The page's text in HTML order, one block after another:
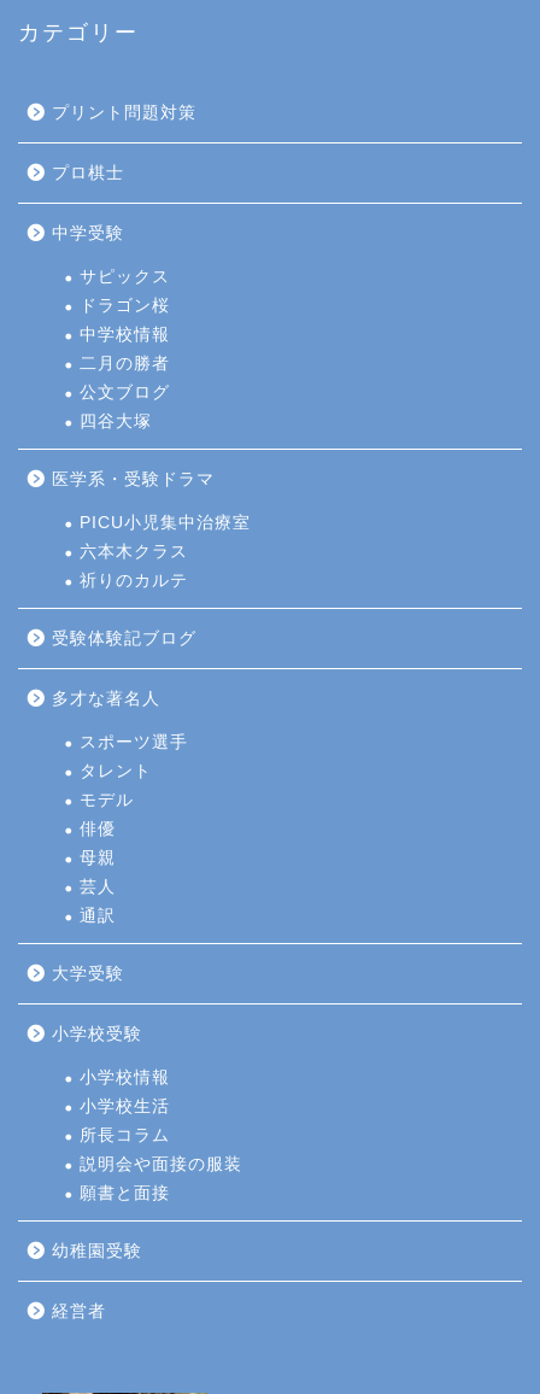
カテゴリー
プリント問題対策
プロ棋士
中学受験
サピックス
ドラゴン桜
中学校情報
二月の勝者
公文ブログ
四谷大塚
医学系・受験ドラマ
PICU小児集中治療室
六本木クラス
祈りのカルテ
受験体験記ブログ
多才な著名人
スポーツ選手
タレント
モデル
俳優
母親
芸人
通訳
大学受験
小学校受験
小学校情報
小学校生活
所長コラム
説明会や面接の服装
願書と面接
幼稚園受験
経営者